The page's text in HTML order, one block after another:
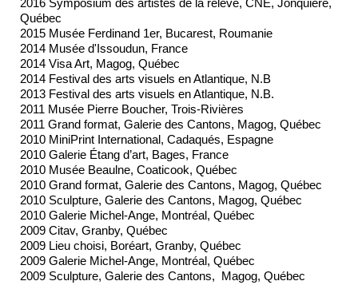
2016 Symposium des artistes de la relève, CNE, Jonquière,
Québec
2015 Musée Ferdinand 1er, Bucarest, Roumanie
2014 Musée d'Issoudun, France
2014 Visa Art, Magog, Québec
2014 Festival des arts visuels en Atlantique, N.B
2013 Festival des arts visuels en Atlantique, N.B.
2011 Musée Pierre Boucher, Trois-Rivières
2011 Grand format, Galerie des Cantons, Magog, Québec
2010 MiniPrint International, Cadaqués, Espagne
2010 Galerie Étang d’art, Bages, France
2010 Musée Beaulne, Coaticook, Québec
2010 Grand format, Galerie des Cantons, Magog, Québec
2010 Sculpture, Galerie des Cantons, Magog, Québec
2010 Galerie Michel-Ange, Montréal, Québec
2009 Citav, Granby, Québec
2009 Lieu choisi, Boréart, Granby, Québec
2009 Galerie Michel-Ange, Montréal, Québec
2009 Sculpture, Galerie des Cantons, Magog, Québec